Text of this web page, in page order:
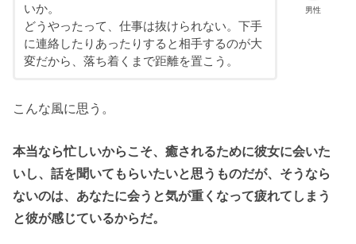
男性
いか。
どうやったって、仕事は抜けられない。下手
に連絡したりあったりすると相手するのが大
変だから、落ち着くまで距離を置こう。
こんな風に思う。
本当なら忙しいからこそ、癒されるために彼女に会いた
いし、話を聞いてもらいたいと思うものだが、そうなら
ないのは、あなたに会うと気が重くなって疲れてしまう
と彼が感じているからだ。